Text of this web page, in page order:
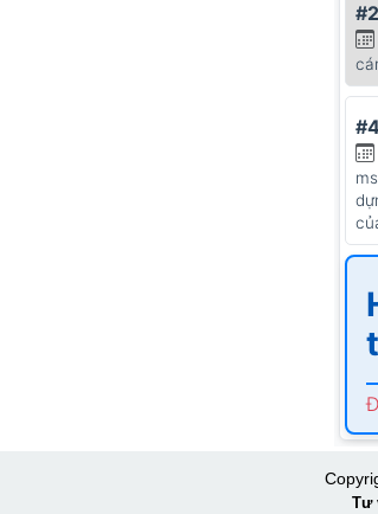
Tư